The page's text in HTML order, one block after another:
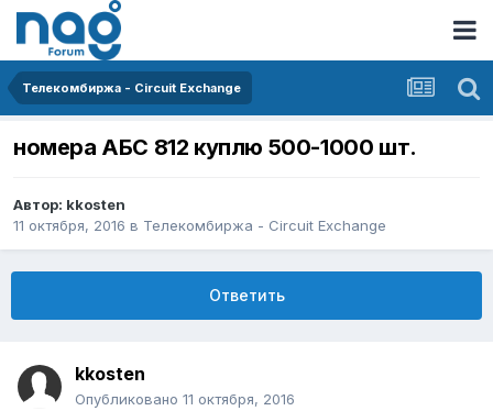
Телекомбиржа - Circuit Exchange
номера АБС 812 куплю 500-1000 шт.
Автор: kkosten
11 октября, 2016 в Телекомбиржа - Circuit Exchange
Ответить
kkosten
Опубликовано 11 октября, 2016